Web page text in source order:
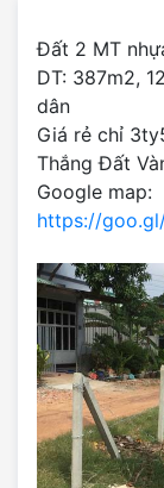
Đất 2 MT
DT: 387m2,
dân
Giá rẻ chỉ
Thắng Đất
Google map:
https://